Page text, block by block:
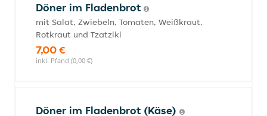
Döner im Fladenbrot
mit Salat, Zwiebeln, Tomaten, Weißkraut,
Rotkraut und Tzatziki
7,00 €
inkl. Pfand (0,00 €)
Döner im Fladenbrot (Käse)